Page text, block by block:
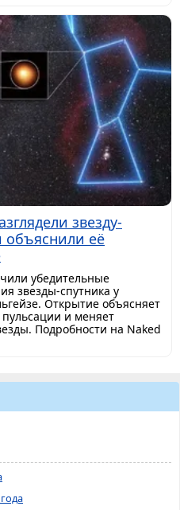
звезду-
объяснили её
убедительные
звезды-спутника у
Открытие объясняет
и меняет
Подробности на Naked